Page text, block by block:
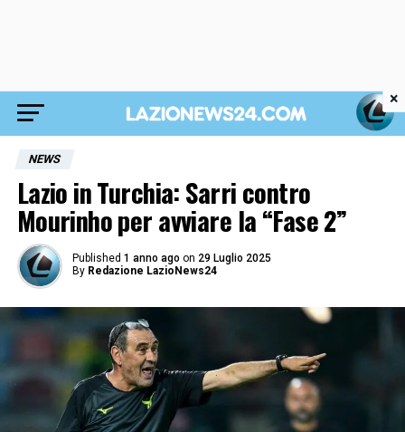
NEWS
Lazio in Turchia: Sarri contro
Mourinho per avviare la “Fase 2”
Published 1 anno ago on 29 Luglio 2025
By Redazione LazioNews24
×